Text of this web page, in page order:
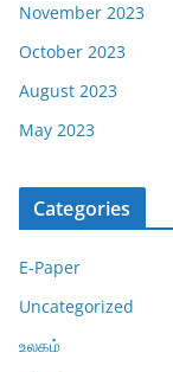
November 2023
October 2023
August 2023
May 2023
Categories
E-Paper
Uncategorized
உலகம்